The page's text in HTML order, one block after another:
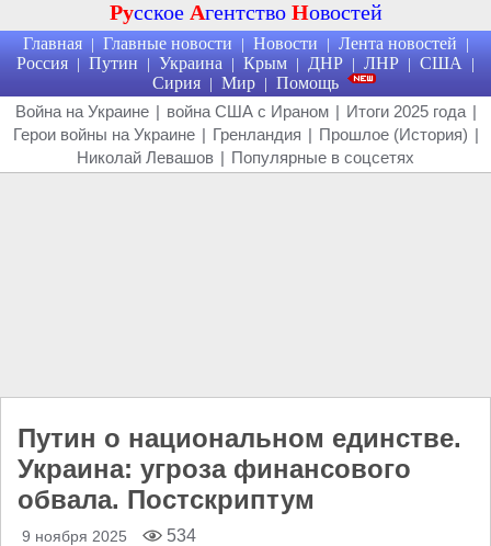
Русское Агентство Новостей
Главная | Главные новости | Новости | Лента новостей |
Россия | Путин | Украина | Крым | ДНР | ЛНР | США |
Сирия | Мир | Помощь
Война на Украине | война США с Ираном | Итоги 2025 года |
Герои войны на Украине | Гренландия | Прошлое (История) |
Николай Левашов | Популярные в соцсетях
Путин о национальном единстве.
Украина: угроза финансового
обвала. Постскриптум
9 ноября 2025 534